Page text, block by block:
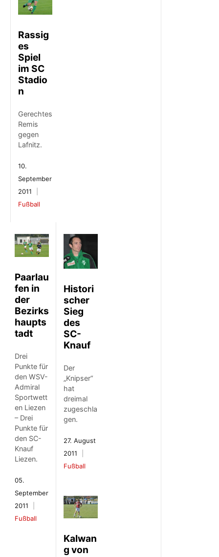
Rassig
es
Spiel
im SC
Stadio
n
Gerechtes
Remis
gegen
Lafnitz.
10.
September
2011
Fußball
Paarlau
fen in
der
Bezirks
haupts
tadt
Drei
Punkte für
den WSV-
Admiral
Sportwett
en Liezen
– Drei
Punkte für
den SC-
Knauf
Liezen.
05.
September
2011
Fußball
Histori
scher
Sieg
des
SC-
Knauf
Der
„Knipser“
hat
dreimal
zugeschla
gen.
27. August
2011
Fußball
Kalwan
g von